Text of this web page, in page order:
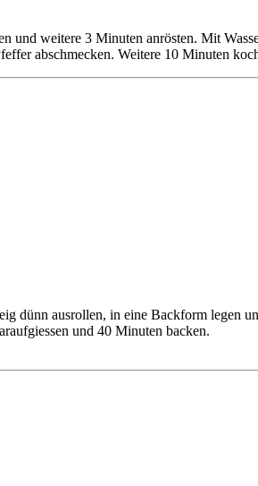
und weitere 3 Minuten anrösten. Mit
abschmecken. Weitere 10 Minuten
dünn ausrollen, in eine Backform legen
und 40 Minuten backen.